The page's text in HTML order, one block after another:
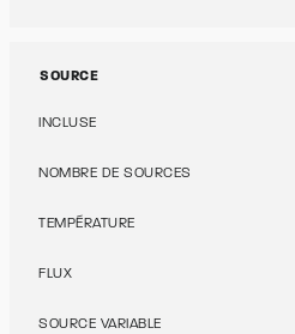
SOURCE
INCLUSE
NOMBRE DE SOURCES
TEMPÉRATURE
FLUX
SOURCE VARIABLE